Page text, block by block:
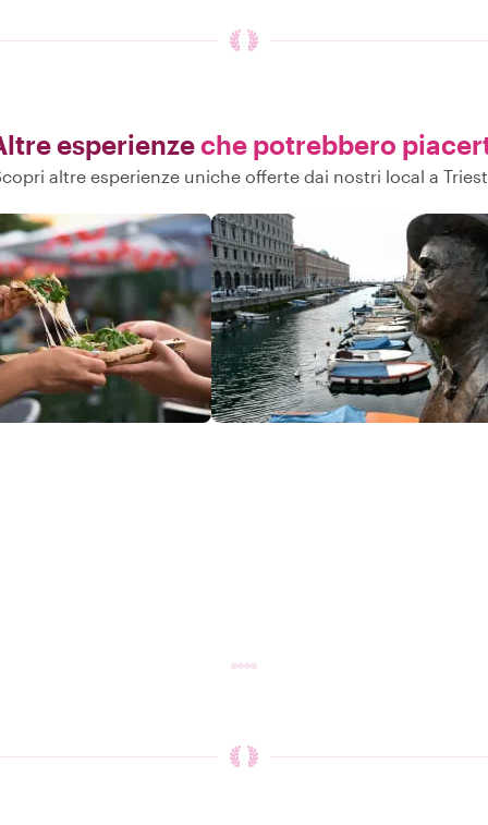
esperienzeche potrebbero
altre esperienze uniche offerte dai nostri local a